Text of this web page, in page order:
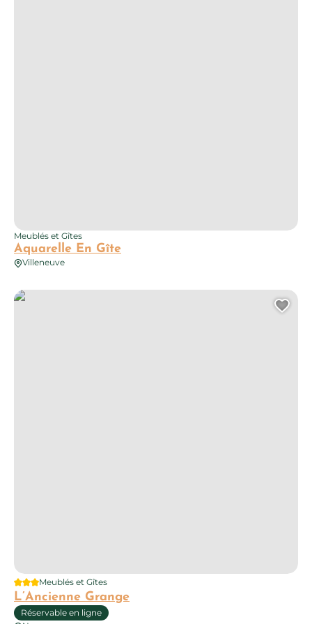
Meublés et Gîtes
Aquarelle En Gîte
Villeneuve
3 étoilesMeublés et Gîtes
L’Ancienne Grange
Réservable en ligne
L’Ancienne Grange